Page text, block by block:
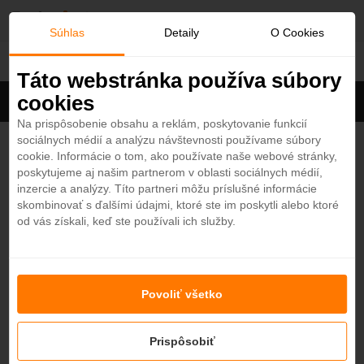
ú
Hotely
Filter
Zobrazených 2zo 664 hotelov Zobraziť všetky
Jimbaran Bay Beach Resort & Spa 4*
Indonézia
NOVINKA
Jannata Resort and Spa 4*
4,6
Súhlas Detaily O Cookies
Táto webstránka používa súbory
cookies
Na prispôsobenie obsahu a reklám, poskytovanie funkcií
sociálnych médií a analýzu návštevnosti používame súbory
cookie. Informácie o tom, ako používate naše webové stránky,
poskytujeme aj našim partnerom v oblasti sociálnych médií,
inzercie a analýzy. Títo partneri môžu príslušné informácie
skombinovať s ďalšími údajmi, ktoré ste im poskytli alebo ktoré
od vás získali, keď ste používali ich služby.
Prispôsobiť
Povoliť všetko